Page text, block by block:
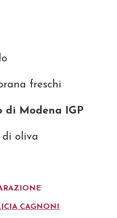
freschi
di Modena IGP
oliva
CAGNONI